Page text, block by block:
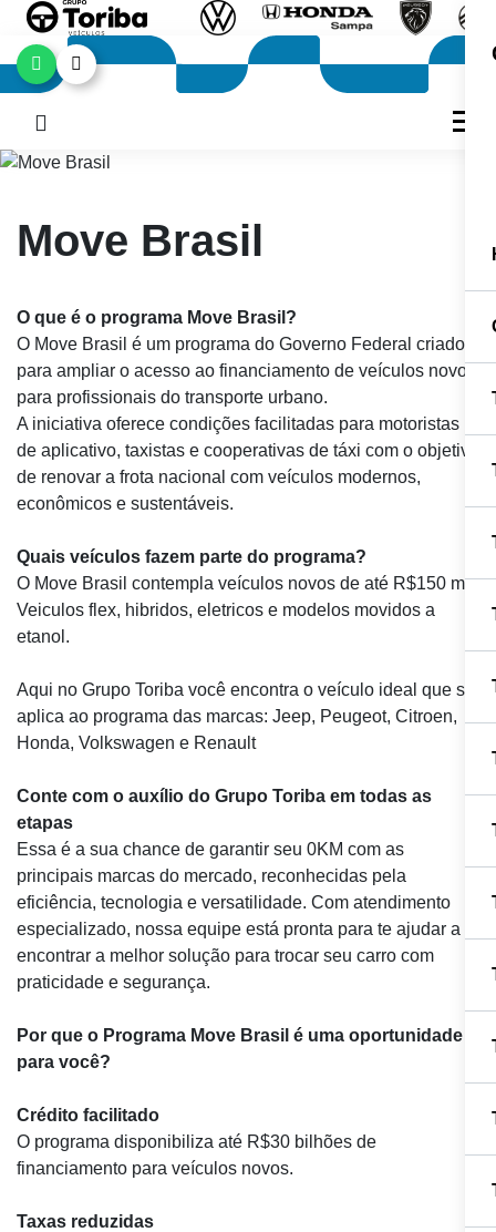
Move Brasil
O que é o programa Move Brasil?
O Move Brasil é um programa do Governo Federal criado
para ampliar o acesso ao financiamento de veículos novos
para profissionais do transporte urbano.
A iniciativa oferece condições facilitadas para motoristas
de aplicativo, taxistas e cooperativas de táxi com o objetivo
de renovar a frota nacional com veículos modernos,
econômicos e sustentáveis.
Quais veículos fazem parte do programa?
O Move Brasil contempla veículos novos de até R$150 mil.
Veiculos flex, hibridos, eletricos e modelos movidos a
etanol.
Aqui no Grupo Toriba você encontra o veículo ideal que se
aplica ao programa das marcas: Jeep, Peugeot, Citroen,
Honda, Volkswagen e Renault
Conte com o auxílio do Grupo Toriba em todas as
etapas
Essa é a sua chance de garantir seu 0KM com as
principais marcas do mercado, reconhecidas pela
eficiência, tecnologia e versatilidade. Com atendimento
especializado, nossa equipe está pronta para te ajudar a
encontrar a melhor solução para trocar seu carro com
praticidade e segurança.
Por que o Programa Move Brasil é uma oportunidade
para você?
Crédito facilitado
O programa disponibiliza até R$30 bilhões de
financiamento para veículos novos.
Taxas reduzidas